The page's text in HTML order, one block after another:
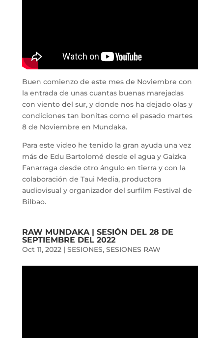
Buen comienzo de este mes de Noviembre con
la entrada de unas cuantas buenas marejadas
con viento del sur, y donde nos ha dejado olas y
condiciones tan bonitas como el pasado martes
8 de Noviembre en Mundaka.
Para este video he tenido la gran ayuda una vez
más de Edu Bartolomé desde el agua y Gaizka
Fanarraga desde otro ángulo en tierra y con la
colaboración de Taui Media, productora
audiovisual y organizador del surfilm Festival de
Bilbao.
RAW MUNDAKA | SESIÓN DEL 28 DE
SEPTIEMBRE DEL 2022
Oct 11, 2022| SESIONES, SESIONES RAW